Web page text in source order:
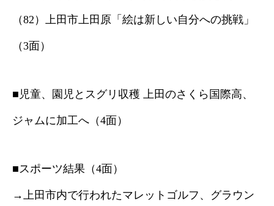
（82）上田市上田原「絵は新しい自分への挑戦」
（3面）
■児童、園児とスグリ収穫 上田のさくら国際高、
ジャムに加工へ（4面）
■スポーツ結果（4面）
→上田市内で行われたマレットゴルフ、グラウン